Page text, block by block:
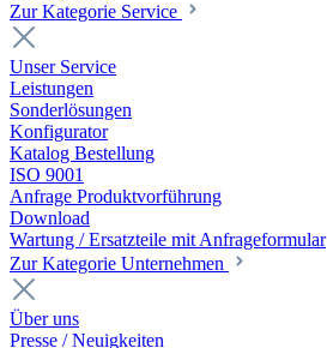
Zur Kategorie Service
Unser Service
Leistungen
Sonderlösungen
Konfigurator
Katalog Bestellung
ISO 9001
Anfrage Produktvorführung
Download
Wartung / Ersatzteile mit Anfrageformular
Zur Kategorie Unternehmen
Über uns
Presse / Neuigkeiten